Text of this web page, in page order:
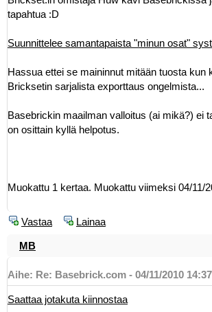
tapahtua :D
Suunnittelee samantapaista "minun osat"
Hassua ettei se maininnut mitään tuosta kun
Bricksetin sarjalista exporttaus ongelmista...
Basebrickin maailman valloitus (ai mikä?) ei
on osittain kyllä helpotus.
Muokattu 1 kertaa. Muokattu viimeksi 04/11/
Vastaa Lainaa
MB
Aihe: Re: Basebrick.com - 04/11/2010 14:37
Saattaa jotakuta kiinnostaa